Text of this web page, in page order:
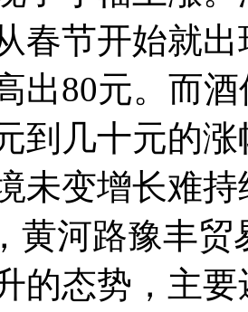
春节开始就
出80元。而
到几十元的涨
变增长难持
黄河路豫丰
的态势，主